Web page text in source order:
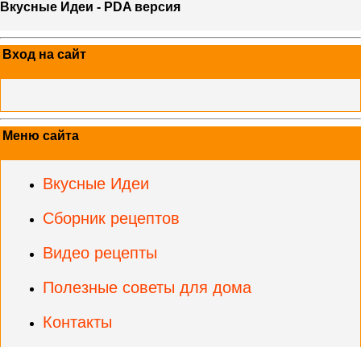
Вкусные Идеи - PDA версия
Вход на сайт
Меню сайта
Вкусные Идеи
Сборник рецептов
Видео рецепты
Полезные советы для дома
Контакты